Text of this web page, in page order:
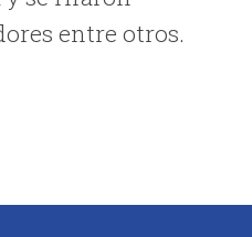
entre otros.